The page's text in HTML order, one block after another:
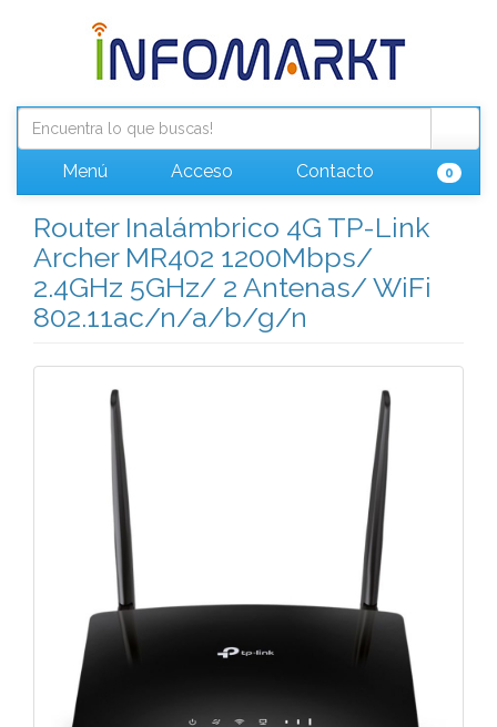
Menú Acceso Contacto 0
Router Inalámbrico 4G TP-Link
Archer MR402 1200Mbps/
2.4GHz 5GHz/ 2 Antenas/ WiFi
802.11ac/n/a/b/g/n